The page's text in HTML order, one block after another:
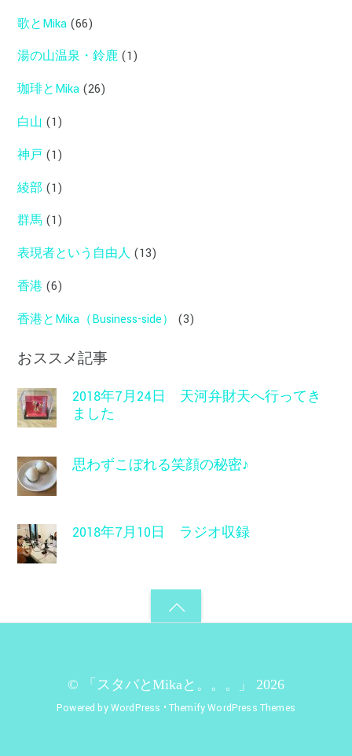
歌とMika (66)
湯の山温泉・鈴鹿 (1)
珈琲とMika (26)
白山 (1)
神戸 (1)
綾部 (1)
群馬 (1)
表現者という自由人 (13)
香港 (6)
香港とMika（Business-side）
(3)
おススメ記事
2018年7月24日 天河弁財天へ行ってき
ました
思わずこぼれる笑顔の秘密♪
2018年7月10日 ラジオ収録
© 「スタバとMikaと。。。」 2026
Powered byWordPress • Themify WordPress Themes